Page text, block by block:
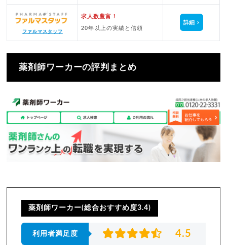
ファルマスタッフ
求人数豊富！
20年以上の実績と信頼
詳細
薬剤師ワーカーの評判まとめ
薬剤師ワーカー(総合おすすめ度3.4)
利用者満足度 4.5